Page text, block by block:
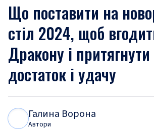
Що поставити на
стіл 2024, щоб
Дракону і
достаток і удачу
Галина Ворона
Автори